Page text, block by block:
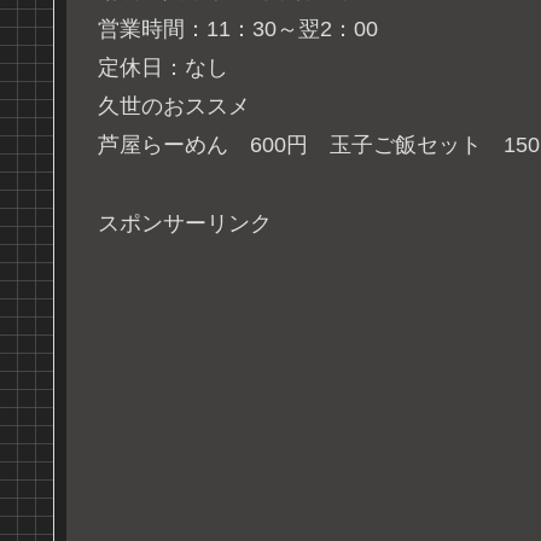
営業時間：11：30～翌2：00
定休日：なし
久世のおススメ
芦屋らーめん 600円 玉子ご飯セット
スポンサーリンク